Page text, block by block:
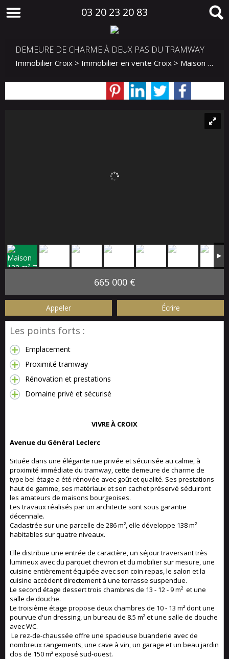
03 20 23 20 83
DEMEURE DE CHARME À DEUX PAS DU TRAMWAY
Immobilier Croix > Immobilier en vente Croix > Maison Mitoyenne 2 côtés en vente Croix
665 000 €
Appeler Écrire
Les points forts :
Emplacement
Proximité tramway
Rénovation et prestations
Domaine privé et sécurisé
VIVRE À CROIX
Avenue du Général Leclerc
Située dans une élégante rue privée et sécurisée au calme, à
proximité immédiate du tramway, cette demeure de charme de
type bel étage a été rénovée avec goût et qualité. Ses prestations
haut de gamme, ses matériaux et son cachet préservé séduiront
les amateurs de maisons bourgeoises.
Les travaux réalisés par un architecte sont sous garantie
décennale.
Cadastrée sur une parcelle de 286 m², elle développe 138 m²
habitables sur quatre niveaux.
Elle distribue une entrée de caractère, un séjour traversant très
lumineux avec du parquet chevron et du mobilier sur mesure, une
cuisine entièrement équipée avec son coin repas, le salon et la
cuisine accèdent directement à une terrasse suspendue.
Le second étage dessert trois chambres de 13 - 12 - 9 m² et une
salle de douche.
Le troisième étage propose deux chambres de 10 - 13 m² dont une
pourvue d'un dressing, un bureau de 8.5 m² et une salle de douche
avec WC.
Le rez-de-chaussée offre une spacieuse buanderie avec de
nombreux rangements, une cave à vin, un garage et un beau jardin
clos de 150 m² exposé sud-ouest.